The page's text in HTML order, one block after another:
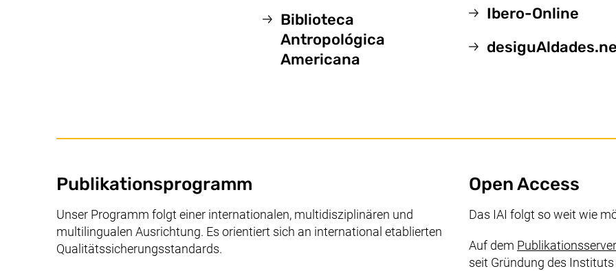
Biblioteca
Antropológica
Americana
Ibero-Online
Publikationsprogramm
Publikationsprogramm
Unser Programm folgt einer internationalen, multidisziplinären und
multilingualen Ausrichtung. Es orientiert sich an international etablierten
Qualitätssicherungsstandards.
Open Access
Das IAI folgt so weit wie
Auf dem
seit Gründung des